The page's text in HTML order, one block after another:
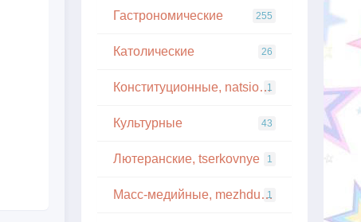
Гастрономические 255
Католические 26
Конституционные, natsionalnye
1
Культурные 43
Лютеранские, tserkovnye 1
Масс-медийные, mezhdunarodnye
1